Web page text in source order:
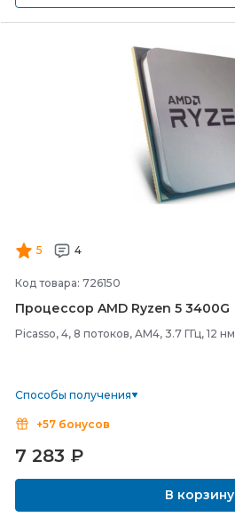
5 4
Код товара: 726150
Процессор AMD Ryzen 5 3400G
Picasso, 4, 8 потоков, AM4, 3.7 ГГц, 12 нм
Способы получения
+57 бонусов
7 283 ₽
В корзину